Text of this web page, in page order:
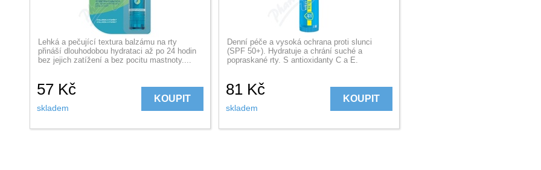
Lehká a pečující textura balzámu na rty
přináší dlouhodobou hydrataci až po 24 hodin
bez jejich zatížení a bez pocitu mastnoty....
57 Kč
skladem
KOUPIT
Denní péče a vysoká ochrana proti slunci
(SPF 50+). Hydratuje a chrání suché a
popraskané rty. S antioxidanty C a E.
81Kč
skladem
KOUPIT